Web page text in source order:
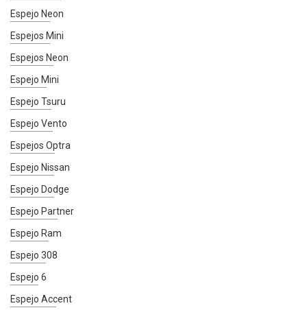
Espejo Neon
Espejos Mini
Espejos Neon
Espejo Mini
Espejo Tsuru
Espejo Vento
Espejos Optra
Espejo Nissan
Espejo Dodge
Espejo Partner
Espejo Ram
Espejo 308
Espejo 6
Espejo Accent